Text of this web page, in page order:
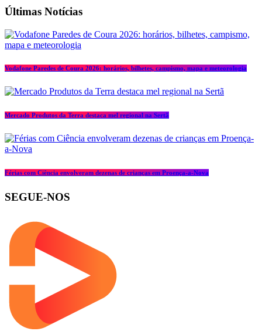
Últimas Notícias
Vodafone Paredes de Coura 2026: horários, bilhetes, campismo, mapa e meteorologia
Mercado Produtos da Terra destaca mel regional na Sertã
Férias com Ciência envolveram dezenas de crianças em Proença-a-Nova
SEGUE-NOS